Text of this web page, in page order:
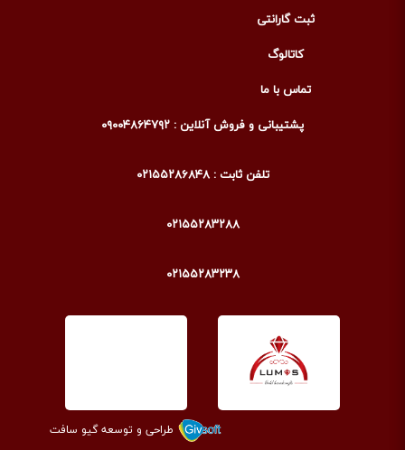
ثبت گارانتی
کاتالوگ
تماس با ما
پشتیبانی و فروش آنلاین : ۰۹۰۰۴۸۶۴۷۹۲
تلفن ثابت : ۰۲۱۵۵۲۸۶۸۴۸
۰۲۱۵۵۲۸۳۲۸۸
۰۲۱۵۵۲۸۳۲۳۸
طراحی و توسعه گیو سافت